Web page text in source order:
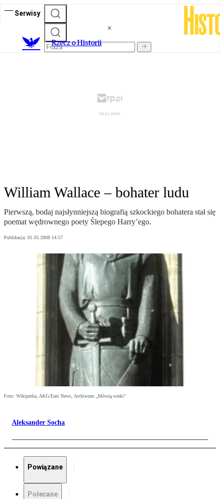
Serwisy
Rzecz o Historii
William Wallace – bohater ludu
Pierwszą, bodaj najsłynniejszą biografią szkockiego bohatera stał się
poemat wędrownego poety Ślepego Harry’ego.
Publikacja: 01.05.2008 14:57
Foto: Wikipedia, AKG/East News, Archiwum „Mówią wieki”
Aleksander Socha
Powiązane
Polecane